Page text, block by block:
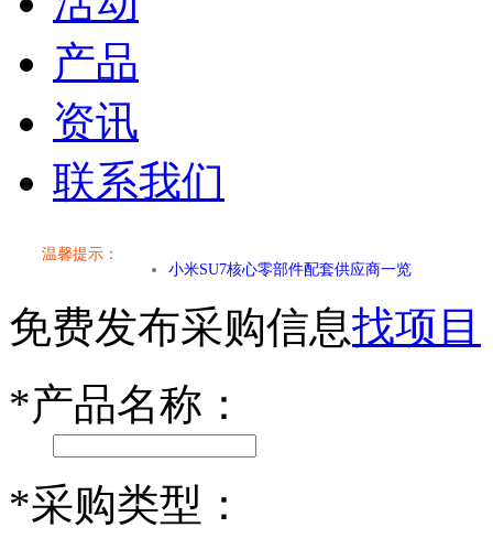
产品
资讯
联系我们
温馨提示：
乐道L60核心零部件配套供应商一览
第二代 AION V核心零部件配套供应商一览
乐道L60核心零部件配套供应商一览
免费发布采购信息找项目
*产品名称：
*采购类型：